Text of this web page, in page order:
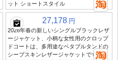
ット ショートスタイル
27,178 円
2026年春の新しいシングルブラックレザ
ージャケット、小柄な女性用のクロップ
ドコートは、多用途なベタブルタンドの
シープスキンレザージャケットです